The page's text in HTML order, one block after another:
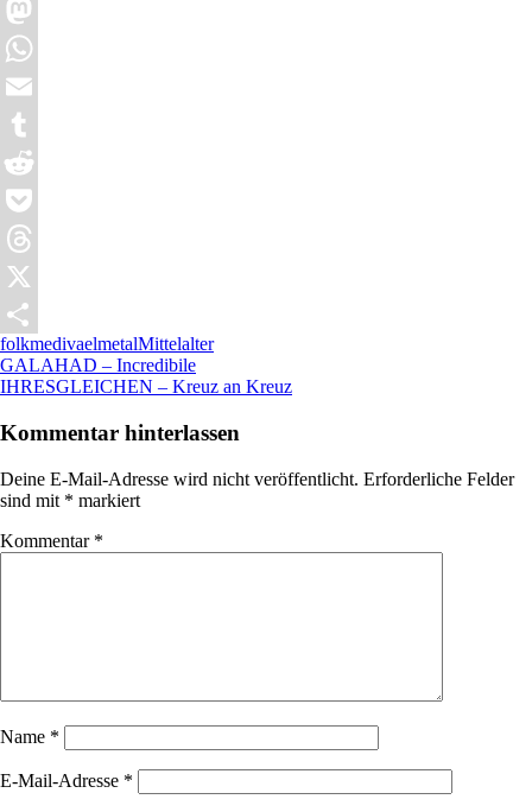
Pinterest
Mastodon
WhatsApp
Email
Tumblr
Reddit
Pocket
Threads
X
Teilen
folkmedivaelmetalMittelalter
Beitragsnavigation
Vorheriger
Beitrag:
GALAHAD – Incredibile
Nächster
IHRESGLEICHEN – Kreuz an Kreuz
Kommentar hinterlassen
Deine E-Mail-Adresse wird nicht veröffentlicht. Erforderliche Felder
sind mit * markiert
Kommentar *
Name *
E-Mail-Adresse *